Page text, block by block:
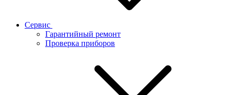
Сервис
Гарантийный ремонт
Проверка приборов